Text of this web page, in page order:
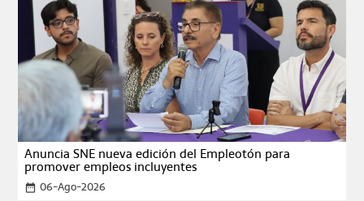
Anuncia SNE nueva edición del Empleotón para
promover empleos incluyentes
date_range 06-Ago-2026